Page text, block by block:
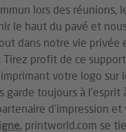
lors des réunions,
le haut du pavé et
dans notre vie privée
Tirez profit de ce
votre logo sur
toujours à l’esprit
d’impression et
, printworld.com se